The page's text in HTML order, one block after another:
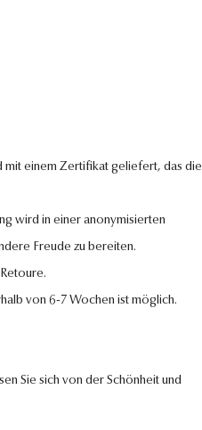
mit einem Zertifikat geliefert, das die
wird in einer anonymisierten
Freude zu bereiten.
von 6-7 Wochen ist möglich.
Sie sich von der Schönheit und